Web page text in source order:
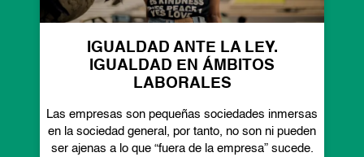
IGUALDAD ANTE LA LEY.
IGUALDAD EN ÁMBITOS
LABORALES
Las empresas son pequeñas sociedades inmersas
en la sociedad general, por tanto, no son ni pueden
ser ajenas a lo que “fuera de la empresa” sucede.